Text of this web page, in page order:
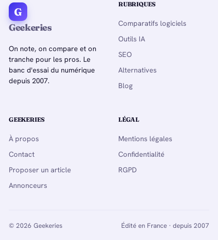
G
Geekeries
On note, on compare et on
tranche pour les pros. Le
banc d'essai du numérique
depuis 2007.
RUBRIQUES
Comparatifs logiciels
Outils IA
SEO
Alternatives
Blog
GEEKERIES
À propos
Contact
Proposer un article
Annonceurs
LÉGAL
Mentions légales
Confidentialité
RGPD
© 2026 Geekeries Édité en France · depuis 2007